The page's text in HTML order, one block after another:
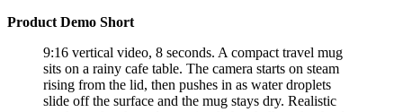
Product Demo Short
9:16 vertical video, 8 seconds. A compact travel mug
sits on a rainy cafe table. The camera starts on steam
rising from the lid, then pushes in as water droplets
slide off the surface and the mug stays dry. Realistic